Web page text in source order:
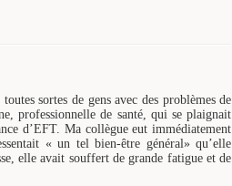
sortes de gens avec des problèmes de
professionnelle de santé, qui se plaignait
d’EFT. Ma collègue eut immédiatement
« un tel bien-être général» qu’elle
elle avait souffert de grande fatigue et de